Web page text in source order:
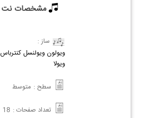
مشخصات نت
ساز :
ویولونویولنسلکنترباس
ویولا
سطح : متوسط
تعداد صفحات : 18